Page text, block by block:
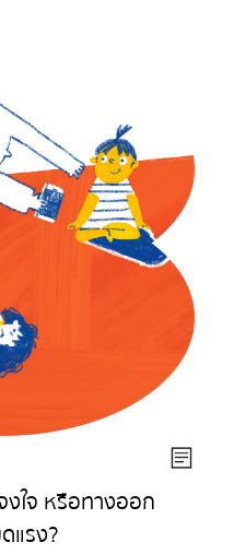
งใจ หรือทางออก
แรง?